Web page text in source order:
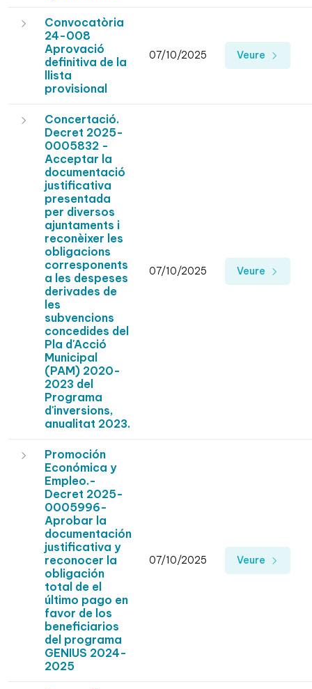
Convocatòria
24-008
Aprovació
definitiva de la
llista
provisional
07/10/2025 Veure
Concertació.
Decret 2025-
0005832 -
Acceptar la
documentació
justificativa
presentada
per diversos
ajuntaments i
reconèixer les
obligacions
corresponents
a les despeses
derivades de
les
subvencions
concedides del
Pla d'Acció
Municipal
(PAM) 2020-
2023 del
Programa
d'inversions,
anualitat 2023.
07/10/2025 Veure
Promoción
Económica y
Empleo.-
Decret 2025-
0005996-
Aprobar la
documentación
justificativa y
reconocer la
obligación
total de el
último pago en
favor de los
beneficiarios
del programa
GENIUS 2024-
2025
07/10/2025 Veure